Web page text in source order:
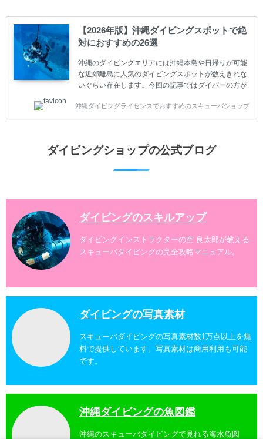
ダイビングが台無しになり後悔することになってしま
うかもしれません。 又、スキューバダイビングは事故
のリスクがあるスポーツでもあります。もしかしたら
危険な思いをしてしまうかもしれません。 今回は現地
ダイビング...
【2026年版】沖縄ダイビングスポットで絶
対におすすめの26選
沖縄のダイビングエリアには沖縄本島や日帰りが可能
な近郊離島に人気のダイビングスポットが数えきれな
いぐらい存在します。今回の記事ではダイバーの方が
グスポットを紹介します。 当スクールは、沖縄本島で
は北谷町、嘉手納町、読谷村、恩納村、名護市、本部
案内しております。 ダイビングライセンスをお持ちの
沖縄ダイビングライセンスでおすすめのスキューバショップ
ダイビングショップの公式ブログ
ダイビングのスキルアップ
ダイビングインストラクターの空 良太郎が教える
スキューバダイビングの完全攻略マニュアル。
ダイビングの写真素材
スキューバダイビングの写真素材数1万点以上を無
料で提供しています。写真素材は商用利用も可能
です。
沖縄ダイビングの魚図鑑
沖縄のスキューバダイビングで見れる海水魚図